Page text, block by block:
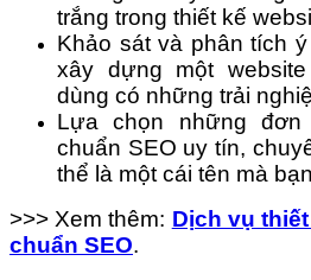
trắng trong thiết kế
Khảo sát và phân tích
xây dựng một
dùng có những trải
Lựa chọn những
chuẩn SEO uy tín,
thể là một cái tên mà
>>> Xem thêm: Dịch vụ
chuẩn SEO.